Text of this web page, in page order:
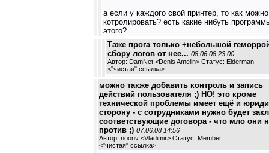
а если у каждого свой принтер, то как можно
котролировать? есть какие нибуть
этого?
Таже прога только +небольшой
сбору логов от нее... 08.06.08 23:00
Автор: DamNet <Denis Amelin> Статус: Elderman
<"чистая" ссылка>
можно также добавить контроль и запись
действий пользователя ;) НО! это кроме
технической проблемы имеет ещё и
сторону - с сотрудниками нужно будет
соответствующие договора - что мло они
против ;) 07.06.08 14:56
Автор: noonv <Vladimir> Статус: Member
<"чистая" ссылка>